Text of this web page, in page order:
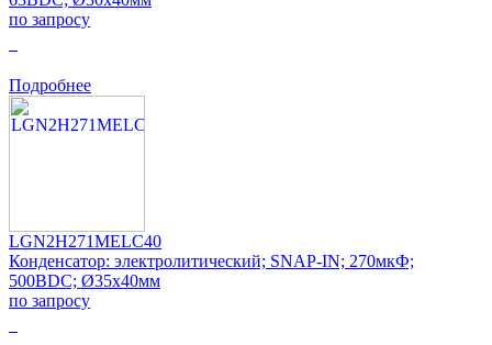
по запросу
Подробнее
LGN2H271MELC40
Конденсатор: электролитический; SNAP-IN; 270мкФ;
500ВDC; Ø35x40мм
по запросу